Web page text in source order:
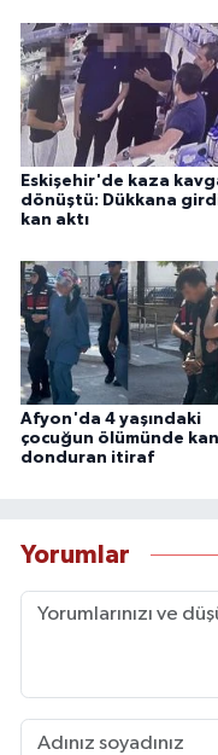
Eskişehir'de kaza
dönüştü: Dükkana
kan aktı
Afyon'da 4 yaşındaki
çocuğun ölümünde kan
donduran itiraf
Yorumlar